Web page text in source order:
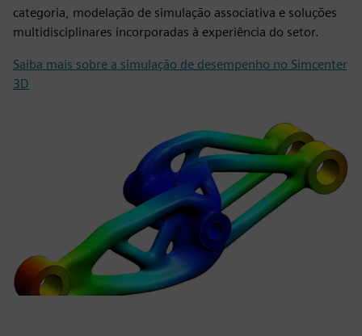
categoria, modelação de simulação associativa e soluções
multidisciplinares incorporadas à experiência do setor.
Saiba mais sobre a simulação de desempenho no Simcenter
3D